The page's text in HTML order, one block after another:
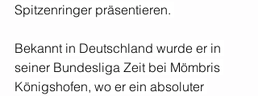
Spitzenringer präsentieren.
Bekannt in Deutschland wurde er in
seiner Bundesliga Zeit bei Mömbris
Königshofen, wo er ein absoluter